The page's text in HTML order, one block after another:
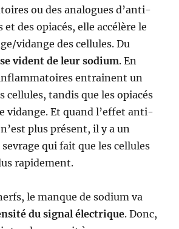
ou des analogues d’anti-
des opiacés, elle accélère le
vidange des cellules. Du
vident de leur sodium. En
entrainent un
cellules, tandis que les opiacés
vidange. Et quand l’effet anti-
plus présent, il y a un
qui fait que les cellules
rapidement.
le manque de sodium va
du signal électrique. Donc,